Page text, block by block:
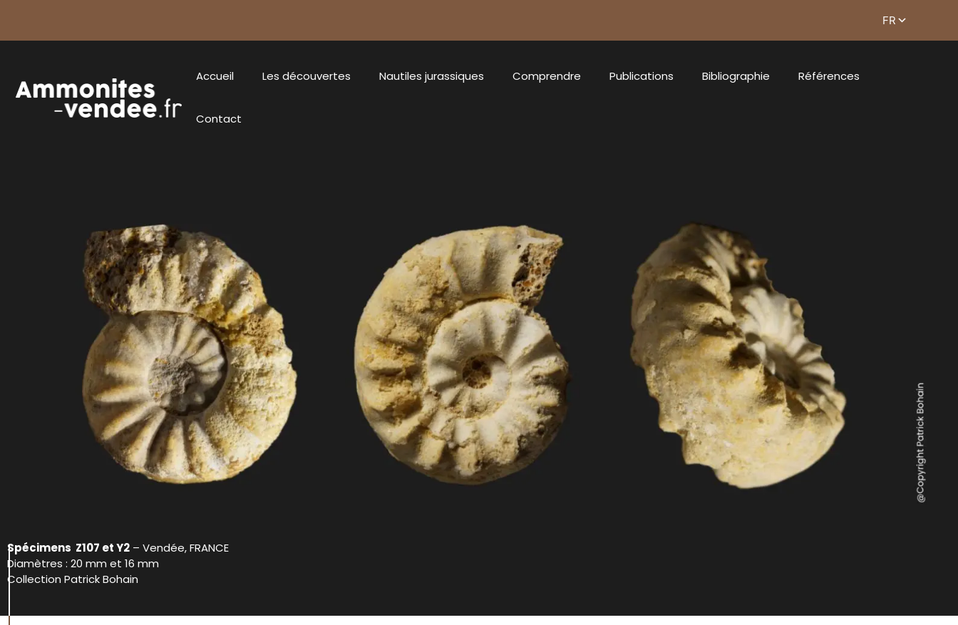
Accueil Les découvertes Nautiles jurassiques Comprendre Publications Bibliographie Références
Contact
Spécimens Z107 et Y2 – Vendée, FRANCE
Diamètres : 20 mm et 16 mm
Collection Patrick Bohain